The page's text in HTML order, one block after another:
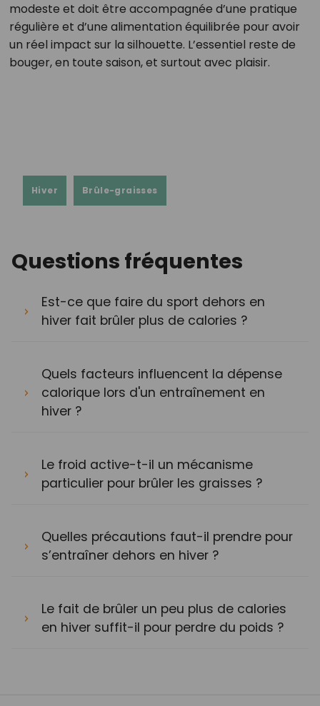
modeste et doit être accompagnée d’une pratique
régulière et d’une alimentation équilibrée pour avoir
un réel impact sur la silhouette. L’essentiel reste de
bouger, en toute saison, et surtout avec plaisir.
Hiver Brûle-graisses
Questions fréquentes
Est-ce que faire du sport dehors en
hiver fait brûler plus de calories ?
Quels facteurs influencent la dépense
calorique lors d'un entraînement en
hiver ?
Le froid active-t-il un mécanisme
particulier pour brûler les graisses ?
Quelles précautions faut-il prendre pour
s’entraîner dehors en hiver ?
Le fait de brûler un peu plus de calories
en hiver suffit-il pour perdre du poids ?